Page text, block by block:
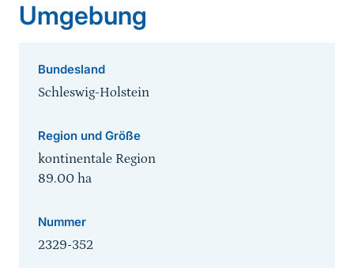
Umgebung
Bundesland
Schleswig-Holstein
Region und Größe
kontinentale Region
89.00 ha
Nummer
2329-352